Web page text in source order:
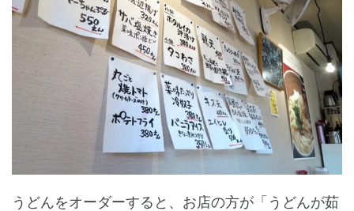
うどんをオーダーすると、お店の方が「うどんが茹